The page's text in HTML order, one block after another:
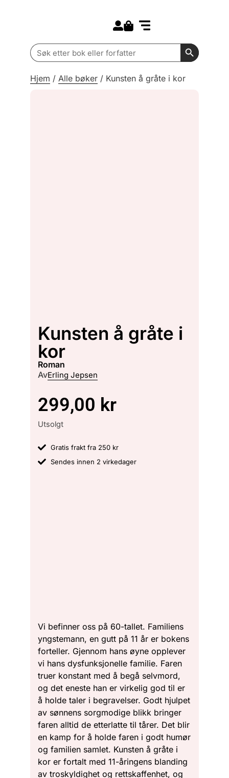
Search
for:
Search
Hjem / Alle bøker / Kunsten å gråte i kor
Kunsten å gråte i
kor
roman
AvErling Jepsen
299,00 kr
Utsolgt
Gratis frakt fra 250 kr
Sendes innen 2 virkedager
Vi befinner oss på 60-tallet. Familiens
yngstemann, en gutt på 11 år er bokens
forteller. Gjennom hans øyne opplever
vi hans dysfunksjonelle familie. Faren
truer konstant med å begå selvmord,
og det eneste han er virkelig god til er
å holde taler i begravelser. Godt hjulpet
av sønnens sorgmodige blikk bringer
faren alltid de etterlatte til tårer. Det blir
en kamp for å holde faren i godt humør
og familien samlet. Kunsten å gråte i
kor er fortalt med 11-åringens blanding
av troskyldighet og rettskaffenhet, og